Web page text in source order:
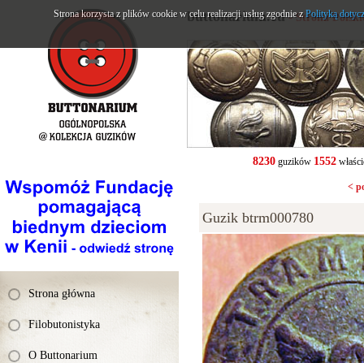
Strona główna
Filobutonistyka
O Buttonarium
buttonarium.eu- Strona
8230guzików 1552
<
Guzik btrm000780
Strona korzysta z plików cookie w celu realizacji usług zgodnie zPolityką